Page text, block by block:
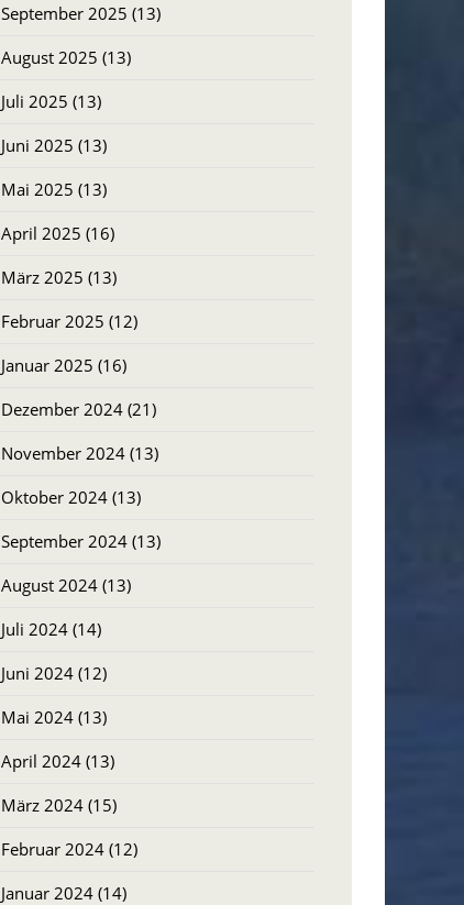
September 2025 (13)
August 2025 (13)
Juli 2025 (13)
Juni 2025 (13)
Mai 2025 (13)
April 2025 (16)
März 2025 (13)
Februar 2025 (12)
Januar 2025 (16)
Dezember 2024 (21)
November 2024 (13)
Oktober 2024 (13)
September 2024 (13)
August 2024 (13)
Juli 2024 (14)
Juni 2024 (12)
Mai 2024 (13)
April 2024 (13)
März 2024 (15)
Februar 2024 (12)
Januar 2024 (14)